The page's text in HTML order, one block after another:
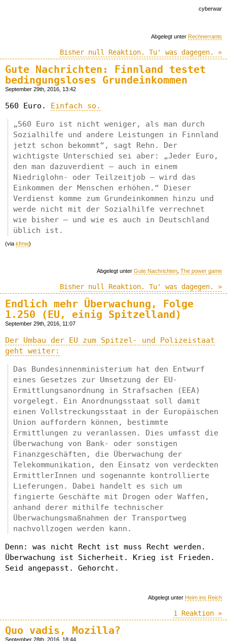
cyberwar
Abgelegt unter Rechnerrants
Bisher null Reaktion. Tu' was dagegen. »
Gute Nachrichten: Finnland testet
bedingungsloses Grundeinkommen
September 29th, 2016, 13:42
560 Euro. Einfach so.
„560 Euro ist nicht weniger, als man durch
Sozialhilfe und andere Leistungen in Finnland
jetzt schon bekommt“, sagt Rehn. Der
wichtigste Unterschied sei aber: „Jeder Euro,
den man dazuverdient – auch in einem
Niedriglohn- oder Teilzeitjob – wird das
Einkommen der Menschen erhöhen.“ Dieser
Verdienst komme zum Grundeinkommen hinzu und
werde nicht mit der Sozialhilfe verrechnet
wie bisher – und wie es auch in Deutschland
üblich ist.
(via kfmw)
Abgelegt unter Gute Nachrichten The power game
Bisher null Reaktion. Tu' was dagegen. »
Endlich mehr Überwachung, Folge
1.250 (EU, einig Spitzelland)
September 29th, 2016, 11:07
Der Umbau der EU zum Spitzel- und Polizeistaat
geht weiter:
Das Bundesinnenministerium hat den Entwurf
eines Gesetzes zur Umsetzung der EU-
Ermittlungsanordnung in Strafsachen (EEA)
vorgelegt. Ein Anordnungsstaat soll damit
einen Vollstreckungsstaat in der Europäischen
Union auffordern können, bestimmte
Ermittlungen zu veranlassen. Dies umfasst die
Überwachung von Bank- oder sonstigen
Finanzgeschäften, die Überwachung der
Telekommunikation, den Einsatz von verdeckten
ErmittlerInnen und sogenannte kontrollierte
Lieferungen. Dabei handelt es sich um
fingierte Geschäfte mit Drogen oder Waffen,
anhand derer mithilfe technischer
Überwachungsmaßnahmen der Transportweg
nachvollzogen werden kann.
Denn: was nicht Recht ist muss Recht werden.
Überwachung ist Sicherheit. Krieg ist Frieden.
Seid angepasst. Gehorcht.
Abgelegt unter Heim ins Reich
1 Reaktion »
Quo vadis, Mozilla?
September 28th, 2016, 18:44